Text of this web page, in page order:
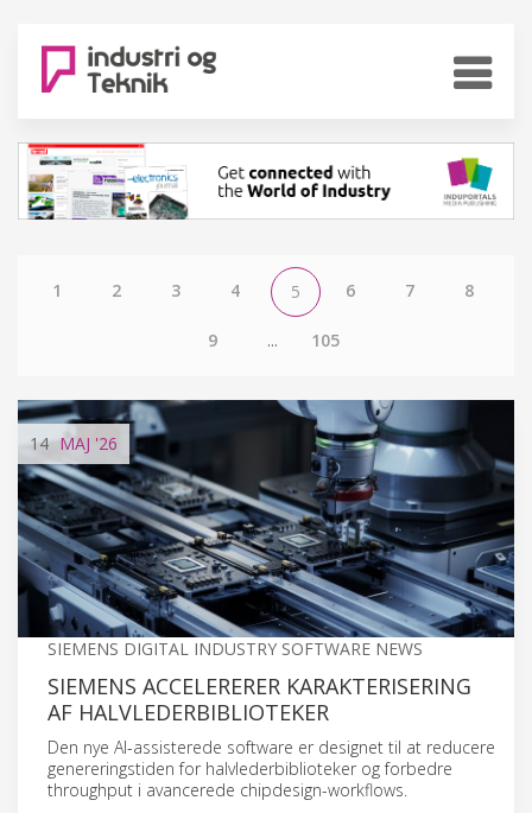
1 2 3 4 5 6 7 8
9 ... 105
14 MAJ '26
SIEMENS DIGITAL INDUSTRY SOFTWARE NEWS
SIEMENS ACCELERERER KARAKTERISERING
AF HALVLEDERBIBLIOTEKER
Den nye AI-assisterede software er designet til at reducere
genereringstiden for halvlederbiblioteker og forbedre
throughput i avancerede chipdesign-workflows.